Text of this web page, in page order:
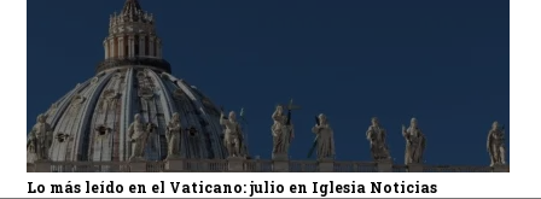
Lo más leído en el Vaticano: julio en Iglesia Noticias